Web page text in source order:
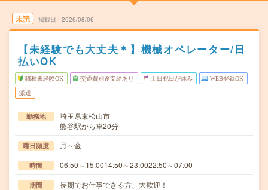
未読 掲載日 2026/08/06
【未経験でも大丈夫＊】機械オペレーター/日
払いOK
職種未経験OK 交通費別途支給あり 土日祝日が休み WEB登録OK
派遣
勤務地
埼玉県東松山市
熊谷駅から車20分
曜日頻度 月～金
時間 06:50～15:0014:50～23:0022:50～07:00
期間 長期でお仕事できる方、大歓迎！